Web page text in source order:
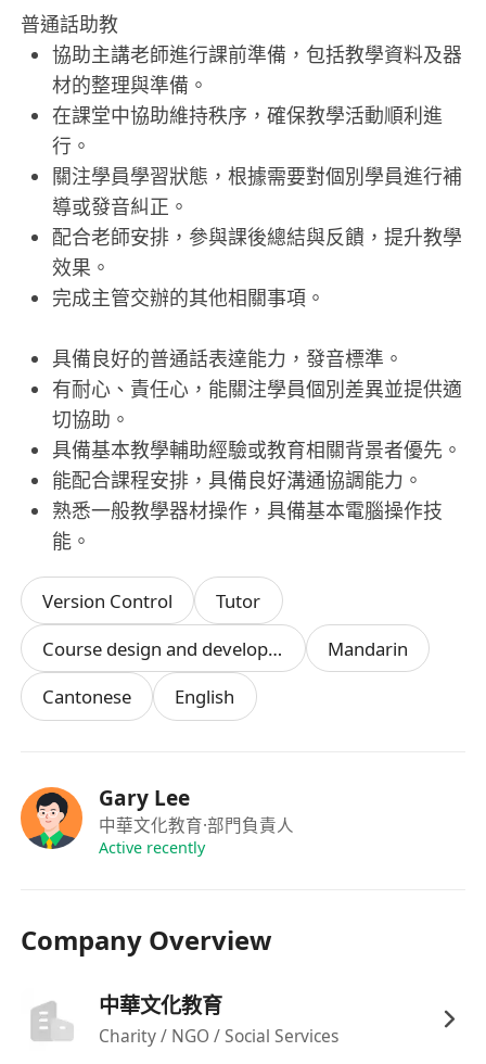
普通話助教
協助主講老師進行課前準備，包括教學資料及器
材的整理與準備。
在課堂中協助維持秩序，確保教學活動順利進
行。
關注學員學習狀態，根據需要對個別學員進行補
導或發音糾正。
配合老師安排，參與課後總結與反饋，提升教學
效果。
完成主管交辦的其他相關事項。
具備良好的普通話表達能力，發音標準。
有耐心、責任心，能關注學員個別差異並提供適
切協助。
具備基本教學輔助經驗或教育相關背景者優先。
能配合課程安排，具備良好溝通協調能力。
熟悉一般教學器材操作，具備基本電腦操作技
能。
Version Control
Tutor
Course design and development
Mandarin
Cantonese
English
Gary Lee
中華文化教育·部門負責人
Active recently
Company Overview
中華文化教育
Charity / NGO / Social Services